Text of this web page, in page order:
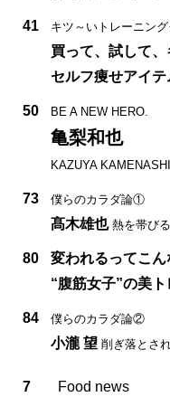
41 キツ～いトレーニン
買って、試して
セルフ痩せアイテ
50 BE A NEW HERO.
亀梨和也
KAZUYA KAMENASHI
73 僕らのカラダ論①
髙木雄也 熱を帯び
80
変われるってこ
“腹筋女子”の美ト
84 僕らのカラダ論②
小瀧 望 削ぎ落とさ
7 Food news